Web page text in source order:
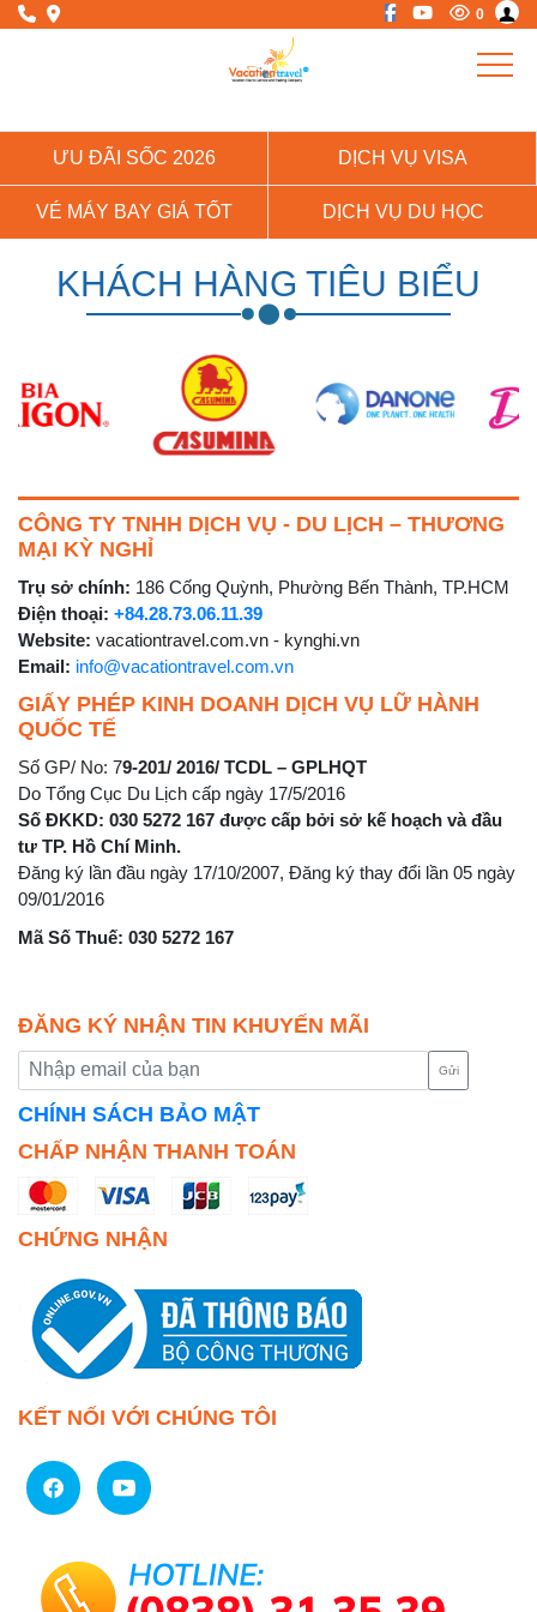
0
ƯU ĐÃI SỐC 2026 DỊCH VỤ VISA
VÉ MÁY BAY GIÁ TỐT DỊCH VỤ DU HỌC
KHÁCH HÀNG TIÊU BIỂU
CÔNG TY TNHH DỊCH VỤ - DU LỊCH – THƯƠNG
MẠI KỲ NGHỈ
Trụ sở chính: 186 Cống Quỳnh, Phường Bến Thành, TP.HCM
Điện thoại: +84.28.73.06.11.39
Website: vacationtravel.com.vn - kynghi.vn
Email: info@vacationtravel.com.vn
GIẤY PHÉP KINH DOANH DỊCH VỤ LỮ HÀNH
QUỐC TẾ
Số GP/ No: 79-201/ 2016/ TCDL – GPLHQT
Do Tổng Cục Du Lịch cấp ngày 17/5/2016
Số ĐKKD: 030 5272 167 được cấp bởi sở kế hoạch và đầu
tư TP. Hồ Chí Minh.
Đăng ký lần đầu ngày 17/10/2007, Đăng ký thay đổi lần 05 ngày
09/01/2016
Mã Số Thuế: 030 5272 167
ĐĂNG KÝ NHẬN TIN KHUYẾN MÃI
Gửi
CHÍNH SÁCH BẢO MẬT
CHẤP NHẬN THANH TOÁN
CHỨNG NHẬN
KẾT NỐI VỚI CHÚNG TÔI